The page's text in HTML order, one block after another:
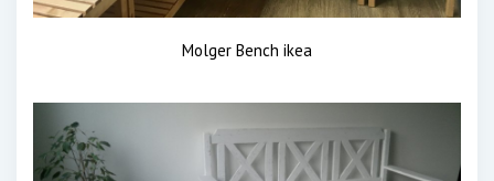
Molger Bench ikea